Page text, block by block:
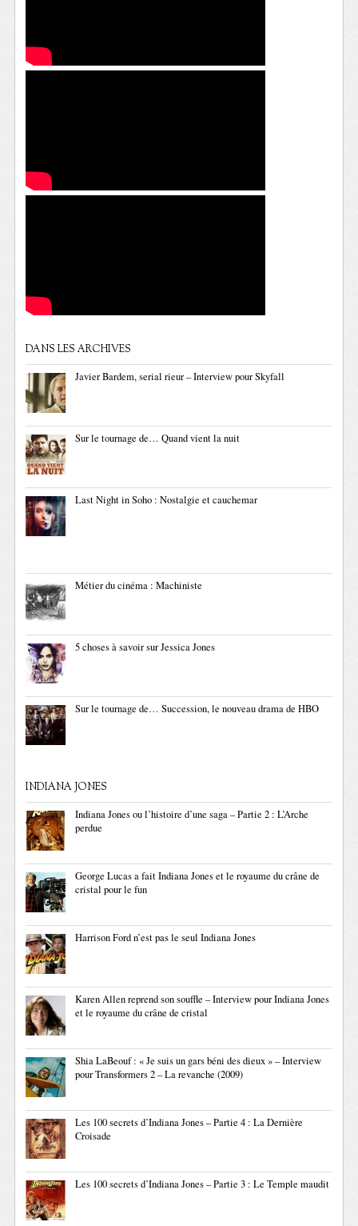
DANS LES ARCHIVES
Javier Bardem, serial rieur – Interview pour Skyfall
Sur le tournage de… Quand vient la nuit
Last Night in Soho : Nostalgie et cauchemar
Métier du cinéma : Machiniste
5 choses à savoir sur Jessica Jones
Sur le tournage de… Succession, le nouveau drama de HBO
INDIANA JONES
Indiana Jones ou l’histoire d’une saga – Partie 2 : L’Arche
perdue
George Lucas a fait Indiana Jones et le royaume du crâne de
cristal pour le fun
Harrison Ford n’est pas le seul Indiana Jones
Karen Allen reprend son souffle – Interview pour Indiana Jones
et le royaume du crâne de cristal
Shia LaBeouf : « Je suis un gars béni des dieux » – Interview
pour Transformers 2 – La revanche (2009)
Les 100 secrets d’Indiana Jones – Partie 4 : La Dernière
Croisade
Les 100 secrets d’Indiana Jones – Partie 3 : Le Temple maudit